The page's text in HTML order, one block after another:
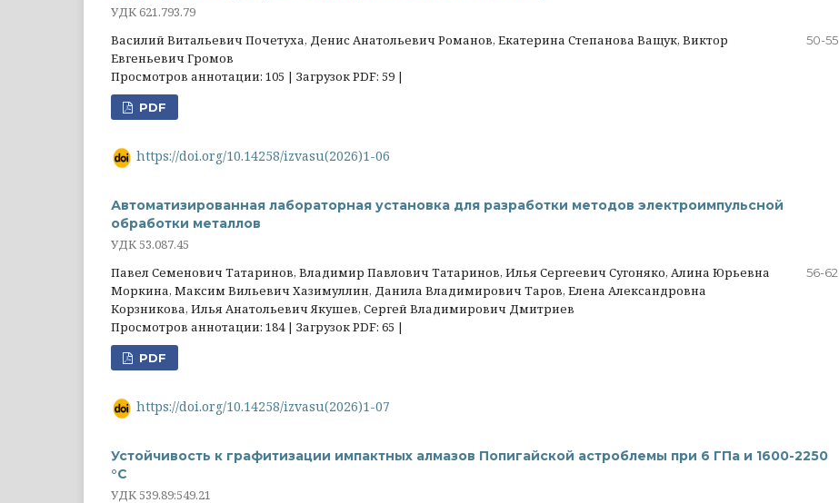
УДК 621.793.79
Василий Витальевич Почетуха, Денис Анатольевич Романов, Екатерина Степанова Ващук, Виктор
Евгеньевич Громов
50-55
Просмотров аннотации: 105 | Загрузок PDF: 59 |
PDF
https://doi.org/10.14258/izvasu(2026)1-06
Автоматизированная лабораторная установка для разработки методов электроимпульсной
обработки металлов
УДК 53.087.45
Павел Семенович Татаринов, Владимир Павлович Татаринов, Илья Сергеевич Сугоняко, Алина Юрьевна
Моркина, Максим Вильевич Хазимуллин, Данила Владимирович Таров, Елена Александровна
Корзникова, Илья Анатольевич Якушев, Сергей Владимирович Дмитриев
56-62
Просмотров аннотации: 184 | Загрузок PDF: 65 |
PDF
https://doi.org/10.14258/izvasu(2026)1-07
Устойчивость к графитизации импактных алмазов Попигайской астроблемы при 6 ГПа и 1600-2250
°С
УДК 539.89:549.21